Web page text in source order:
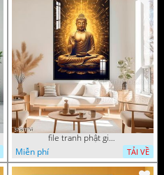
file tranh phật giáo mẫu mới nhất
Miễn phí
TẢI VỀ